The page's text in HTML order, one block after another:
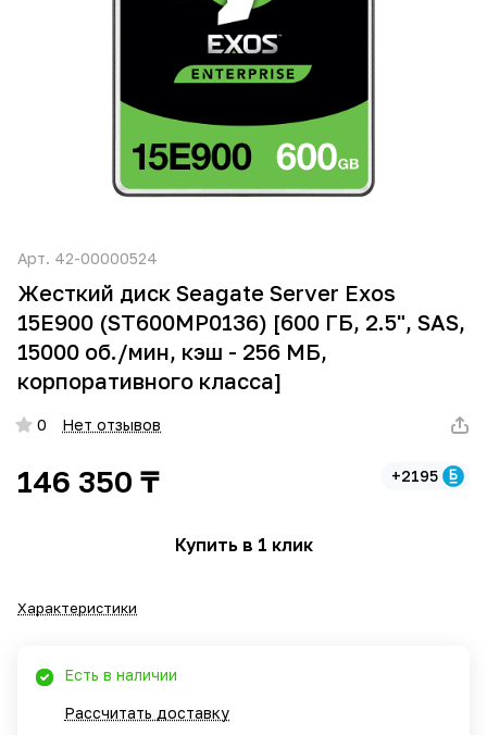
Арт. 42-00000524
Жесткий диск Seagate Server Exos
15E900 (ST600MP0136) [600 ГБ, 2.5", SAS,
15000 об./мин, кэш - 256 МБ,
корпоративного класса]
0 Нет отзывов
146 350 ₸ +2195
Купить в 1 клик
Характеристики
Есть в наличии
Рассчитать доставку